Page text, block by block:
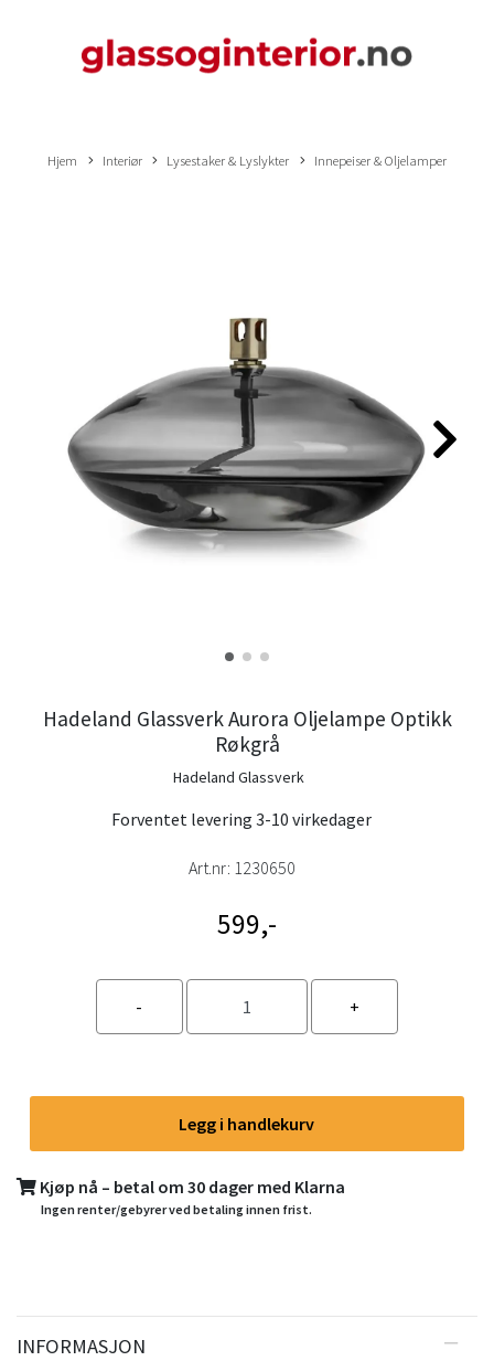
Hjem Interiør Lysestaker & Lyslykter Innepeiser & Oljelamper
Hadeland Glassverk Aurora Oljelampe Optikk
Røkgrå
Hadeland Glassverk
Forventet levering 3-10 virkedager
Art.nr: 1230650
599,-
Legg i handlekurv
Kjøp nå – betal om 30 dager med Klarna
Ingen renter/gebyrer ved betaling innen frist.
INFORMASJON